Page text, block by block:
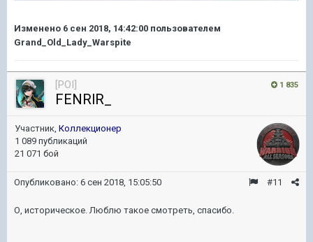
Изменено 6 сен 2018, 14:42:00 пользователем
Grand_Old_Lady_Warspite
1 835
[POI]
FENRlR_
Участник, Коллекционер
1 089 публикаций
21 071 бой
#11
Опубликовано: 6 сен 2018, 15:05:50
О, историческое. Люблю такое смотреть, спасибо.